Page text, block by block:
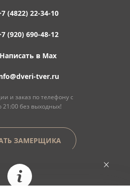
(4822) 22-34-10
(920) 690-48-12
Написать в Max
tver.ru
и заказ по телефону с
21:00 без выходных!
ЗАМЕРЩИКА
договором оферты